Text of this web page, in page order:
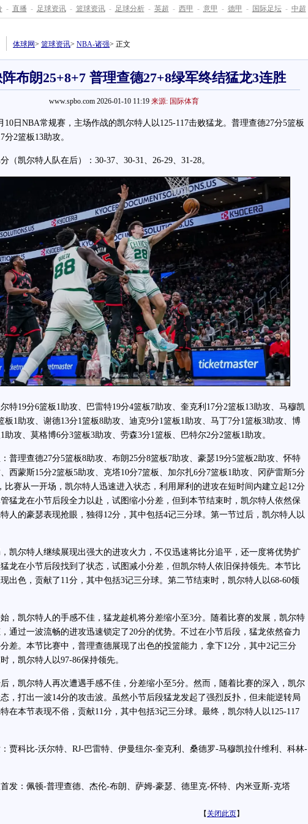
- 直播 - 足球资讯 - 篮球资讯 - 足球分析 - 英超 - 西甲 - 意甲 - 德甲 - 国际足坛 - 中超
体球网> 篮球资讯> NBA-诸强> 正文
布朗25+8+7 普理查德27+8绿军终结猛龙3连胜
www.spbo.com 2026-01-10 11:19 来源: 国际体育
日NBA常规赛，主场作战的凯尔特人以125-117击败猛龙。普理查德27分5篮板
2篮板13助攻。
凯尔特人队在后）：30-37、30-31、26-29、31-28。
19分6篮板1助攻、巴雷特19分4篮板7助攻、奎克利17分2篮板13助攻、马穆凯
板1助攻、谢德13分1篮板8助攻、迪克9分1篮板1助攻、马丁7分1篮板3助攻、博
助攻、莫格博6分3篮板3助攻、劳森3分1篮板、巴特尔2分2篮板1助攻。
理查德27分5篮板8助攻、布朗25分8篮板7助攻、豪瑟19分5篮板2助攻、怀特
西蒙斯15分2篮板5助攻、克塔10分7篮板、加尔扎6分7篮板1助攻、冈萨雷斯5分
比赛从一开场，凯尔特人迅速进入状态，利用犀利的进攻在短时间内建立起12分
猛龙在小节后段全力以赴，试图缩小分差，但到本节结束时，凯尔特人依然保
人的豪瑟表现抢眼，独得12分，其中包括4记三分球。第一节过后，凯尔特人以
尔特人继续展现出强大的进攻火力，不仅迅速将比分追平，还一度将优势扩
龙在小节后段找到了状态，试图减小分差，但凯尔特人依旧保持领先。本节比
出色，贡献了11分，其中包括3记三分球。第二节结束时，凯尔特人以68-60领
凯尔特人的手感不佳，猛龙趁机将分差缩小至3分。随着比赛的发展，凯尔特
通过一波流畅的进攻迅速锁定了20分的优势。不过在小节后段，猛龙依然奋力
差。本节比赛中，普理查德展现了出色的投篮能力，拿下12分，其中2记三分
，凯尔特人以97-86保持领先。
凯尔特人再次遭遇手感不佳，分差缩小至5分。然而，随着比赛的深入，凯尔
，打出一波14分的攻击波。虽然小节后段猛龙发起了强烈反扑，但未能逆转局
在本节表现不俗，贡献11分，其中包括3记三分球。最终，凯尔特人以125-117
科比-沃尔特、RJ-巴雷特、伊曼纽尔-奎克利、桑德罗-马穆凯拉什维利、科林-
：佩顿-普理查德、杰伦-布朗、萨姆-豪瑟、德里克-怀特、内米亚斯-克塔
【 关闭此页】